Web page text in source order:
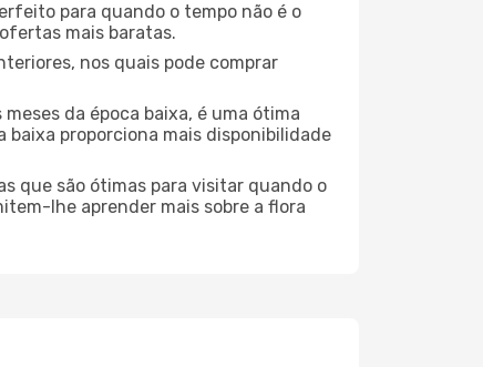
para quando o tempo não é o
mais baratas.
nos quais pode comprar
da época baixa, é uma ótima
baixa proporciona mais disponibilidade
que são ótimas para visitar quando o
lhe aprender mais sobre a flora